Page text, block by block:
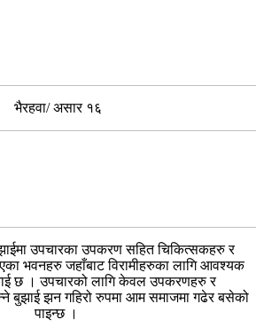
भैरहवा/ असार १६
उपचारका उपकरण सहित चिकित्सकहरु र
भवनहरु जहाँबाट विरामीहरुका लागि आवश्यक
छ । उपचारको लागि केवल उपकरणहरु र
बुझाई झन गहिरो रुपमा आम समाजमा गढेर बसेको
पाइन्छ ।